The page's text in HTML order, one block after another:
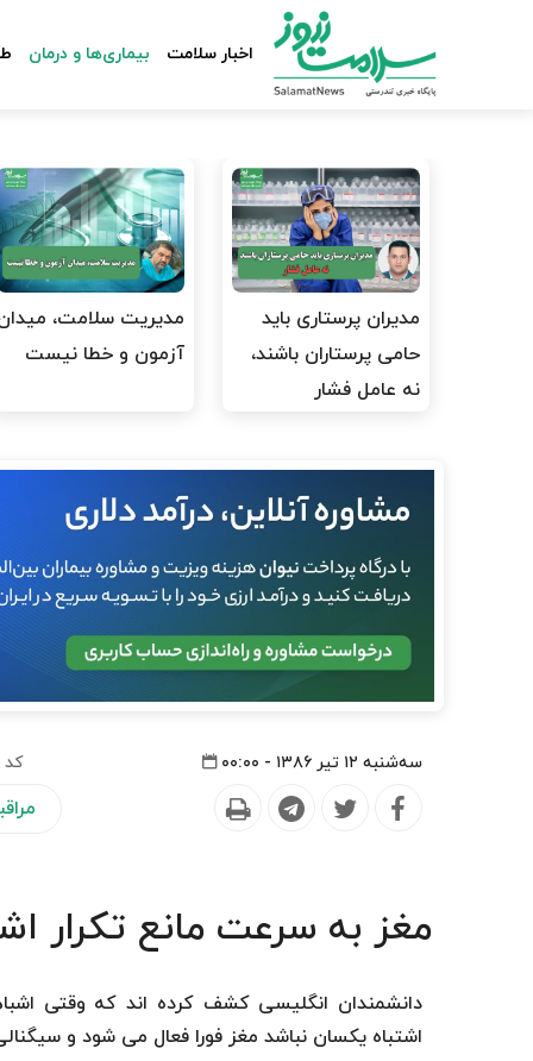
اخبار سلامت بیماری‌ها و درمان
مدیران پرستاری باید
حامی پرستاران باشند،
نه عامل فشار
مدیریت سلامت،
آزمون و خطا نیست
سه‌شنبه ۱۲ تیر ۱۳۸۶ - ۰۰:۰۰
مغز به سرعت مانع تکرار
دانشمندان انگلیسی کشف کرده اند که وقتی
اشتباه یکسان نباشد مغز فورا فعال می شود و